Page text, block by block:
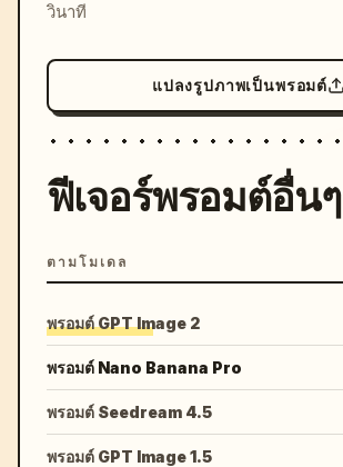
วินาที
แปลงรูปภาพเป็นพรอมต์
ฟีเจอร์พรอมต์อื่นๆ
ตามโมเดล
พรอมต์ GPT Image 2
พรอมต์ Nano Banana Pro
พรอมต์ Seedream 4.5
พรอมต์ GPT Image 1.5